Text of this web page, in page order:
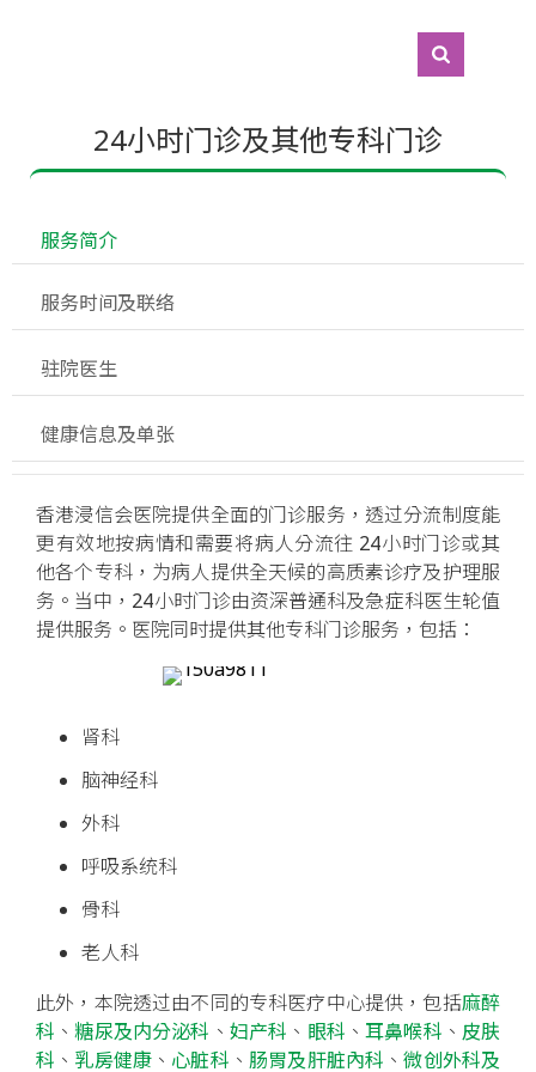
24小时门诊及其他专科门诊
服务简介
服务时间及联络
驻院医生
健康信息及单张
香港浸信会医院提供全面的门诊服务，透过分流制度能
更有效地按病情和需要将病人分流往 24小时门诊或其
他各个专科，为病人提供全天候的高质素诊疗及护理服
务。当中，24小时门诊由资深普通科及急症科医生轮值
提供服务。医院同时提供其他专科门诊服务，包括：
肾科
脑神经科
外科
呼吸系统科
骨科
老人科
此外，本院透过由不同的专科医疗中心提供，包括麻醉
科 、糖尿及内分泌科 、 妇产科 、 眼科 、耳鼻喉科 、 皮肤
科 、 乳房健康 、 心脏科 、 肠胃及肝脏內科 、微创外科及